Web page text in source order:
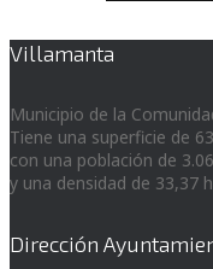
Villamanta
Municipio de la
Tiene una superficie de
con una población de
y una densidad de 33,37
Dirección